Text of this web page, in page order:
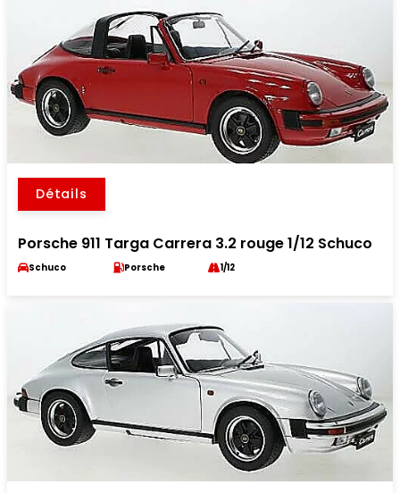
Détails
Porsche 911 Targa Carrera 3.2 rouge 1/12 Schuco
Schuco Porsche 1/12